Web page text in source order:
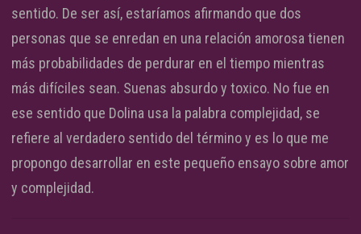
sentido. De ser así, estaríamos afirmando que dos
personas que se enredan en una relación amorosa tienen
más probabilidades de perdurar en el tiempo mientras
más difíciles sean. Suenas absurdo y toxico. No fue en
ese sentido que Dolina usa la palabra complejidad, se
refiere al verdadero sentido del término y es lo que me
propongo desarrollar en este pequeño ensayo sobre amor
y complejidad.